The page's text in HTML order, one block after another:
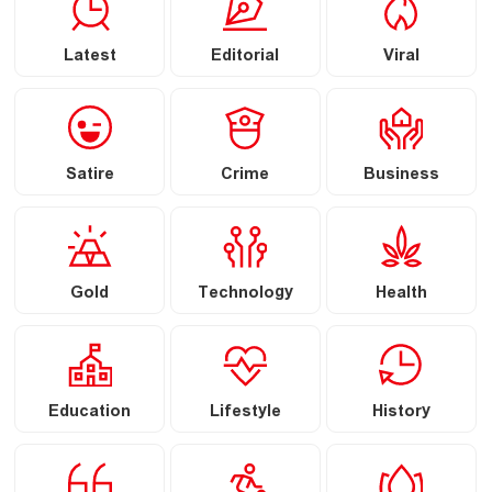
Latest Editorial Viral
Satire Crime Business
Gold Technology Health
Education Lifestyle History